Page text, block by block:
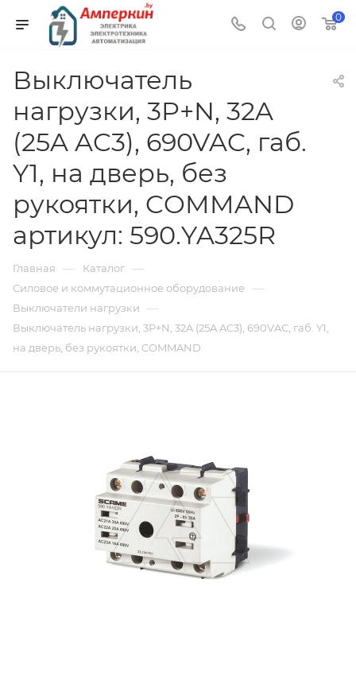
0
Выключатель
нагрузки, 3P+N, 32A
(25A AC3), 690VAC, габ.
Y1, на дверь, без
рукоятки, COMMAND
артикул: 590.YA325R
Главная — Каталог —
Силовое и коммутационное оборудование —
Выключатели нагрузки —
Выключатель нагрузки, 3P+N, 32A (25A AC3), 690VAC, габ. Y1,
на дверь, без рукоятки, COMMAND